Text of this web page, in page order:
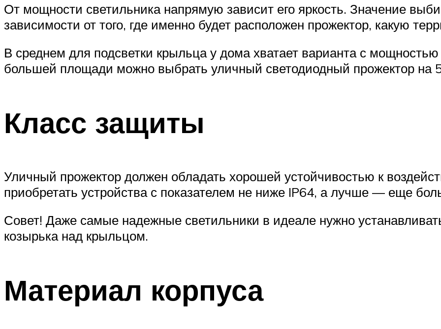
От мощности светильника напрямую зависит его яркость. Значение
зависимости от того, где именно будет расположен прожектор, какую
В среднем для подсветки крыльца у дома хватает варианта с
большей площади можно выбрать уличный светодиодный прожектор на
Класс защиты
Уличный прожектор должен обладать хорошей устойчивостью к
приобретать устройства с показателем не ниже IP64, а лучше — еще
Совет! Даже самые надежные светильники в идеале нужно
козырька над крыльцом.
Материал корпуса